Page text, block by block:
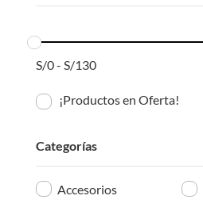
S/0- S/130
¡Productos en Oferta!
Categorías
Accesorios